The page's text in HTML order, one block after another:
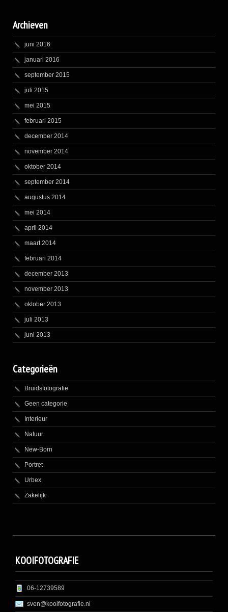
Archieven
juni 2016
januari 2016
september 2015
juli 2015
mei 2015
februari 2015
december 2014
november 2014
oktober 2014
september 2014
augustus 2014
mei 2014
april 2014
maart 2014
februari 2014
december 2013
november 2013
oktober 2013
juli 2013
juni 2013
Categorieën
Bruidsfotografie
Geen categorie
Interieur
Natuur
New-Born
Portret
Urbex
Zakelijk
KOOIFOTOGRAFIE
06-12739589
sven@kooifotografie.nl